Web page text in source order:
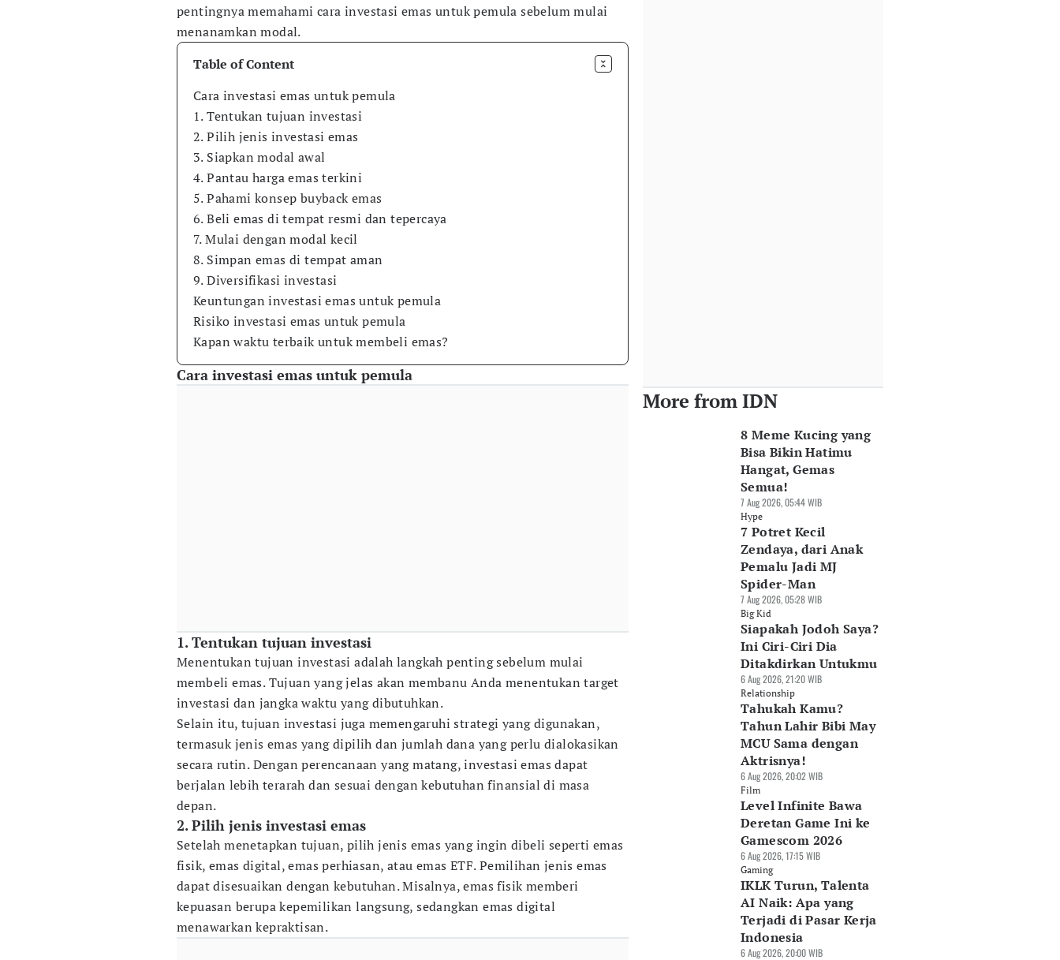
pentingnya memahami cara investasi emas untuk pemula sebelum mulai
menanamkan modal.
Table of Content
Cara investasi emas untuk pemula
1. Tentukan tujuan investasi
2. Pilih jenis investasi emas
3. Siapkan modal awal
4. Pantau harga emas terkini
5. Pahami konsep buyback emas
6. Beli emas di tempat resmi dan tepercaya
7. Mulai dengan modal kecil
8. Simpan emas di tempat aman
9. Diversifikasi investasi
Keuntungan investasi emas untuk pemula
Risiko investasi emas untuk pemula
Kapan waktu terbaik untuk membeli emas?
Cara investasi emas untuk pemula
1. Tentukan tujuan investasi
Menentukan tujuan investasi adalah langkah penting sebelum mulai
membeli emas. Tujuan yang jelas akan membanu Anda menentukan target
investasi dan jangka waktu yang dibutuhkan.
Selain itu, tujuan investasi juga memengaruhi strategi yang digunakan,
termasuk jenis emas yang dipilih dan jumlah dana yang perlu dialokasikan
secara rutin. Dengan perencanaan yang matang, investasi emas dapat
berjalan lebih terarah dan sesuai dengan kebutuhan finansial di masa
depan.
2. Pilih jenis investasi emas
Setelah menetapkan tujuan, pilih jenis emas yang ingin dibeli seperti emas
fisik, emas digital, emas perhiasan, atau emas ETF. Pemilihan jenis emas
dapat disesuaikan dengan kebutuhan. Misalnya, emas fisik memberi
kepuasan berupa kepemilikan langsung, sedangkan emas digital
menawarkan kepraktisan.
More from IDN
8 Meme Kucing yang
Bisa Bikin Hatimu
Hangat, Gemas
Semua!
7 Aug 2026, 05:44 WIB
Hype
7 Potret Kecil
Zendaya, dari Anak
Pemalu Jadi MJ
Spider-Man
7 Aug 2026, 05:28 WIB
Big Kid
Siapakah Jodoh Saya?
Ini Ciri-Ciri Dia
Ditakdirkan Untukmu
6 Aug 2026, 21:20 WIB
Relationship
Tahukah Kamu?
Tahun Lahir Bibi May
MCU Sama dengan
Aktrisnya!
6 Aug 2026, 20:02 WIB
Film
Level Infinite Bawa
Deretan Game Ini ke
Gamescom 2026
6 Aug 2026, 17:15 WIB
Gaming
IKLK Turun, Talenta
AI Naik: Apa yang
Terjadi di Pasar Kerja
Indonesia
6 Aug 2026, 20:00 WIB